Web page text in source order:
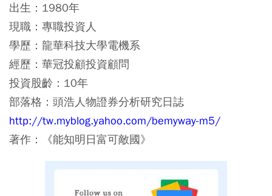
出生：1980年
現職：專職投資人
學歷：龍華科技大學電機系
經歷：華冠投顧投資顧問
投資股齡：10年
部落格：頭浩人物證券分析研究日誌
http://tw.myblog.yahoo.com/bemyway-m5/
著作：《能知明日富可敵國》